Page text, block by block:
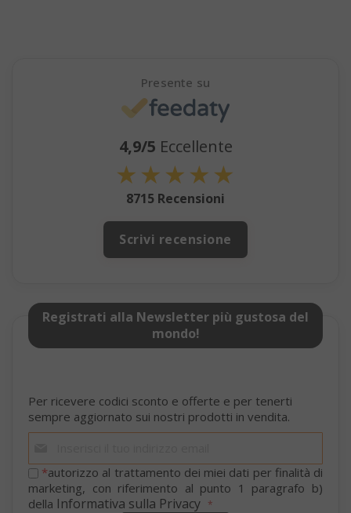
Presente su
4,9/5 Eccellente
★★★★★
8715 Recensioni
Scrivi recensione
Registrati alla Newsletter più gustosa del
mondo!
Per ricevere codici sconto e offerte e per tenerti
sempre aggiornato sui nostri prodotti in vendita.
nostra
newsletter:
*autorizzo al trattamento dei miei dati per finalità di
marketing, con riferimento al punto 1 paragrafo b)
della Informativa sulla Privacy
mage-cache-sessid